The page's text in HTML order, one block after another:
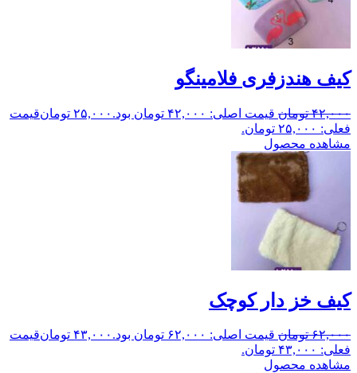
کیف هندزفری فلامینگو
۴۲,۰۰۰ تومان قیمت اصلی: ۴۲,۰۰۰ تومان بود. ۲۵,۰۰۰ تومانقیمت
فعلی: ۲۵,۰۰۰ تومان.
مشاهده محصول
کیف خز دار کوچک
۶۲,۰۰۰ تومان قیمت اصلی: ۶۲,۰۰۰ تومان بود. ۴۳,۰۰۰ تومانقیمت
فعلی: ۴۳,۰۰۰ تومان.
مشاهده محصول